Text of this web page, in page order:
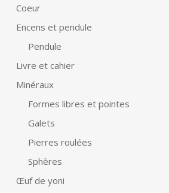
Coeur
Encens et pendule
Pendule
Livre et cahier
Minéraux
Formes libres et pointes
Galets
Pierres roulées
Sphères
Œuf de yoni